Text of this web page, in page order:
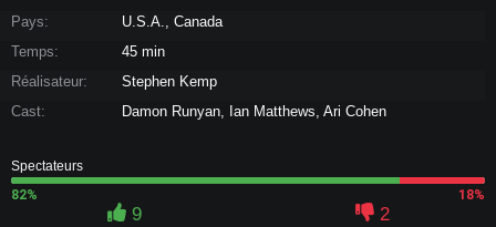
Pays:
U.S.A., Canada
Temps:
45 min
Réalisateur:
Stephen Kemp
Cast:
Damon Runyan, Ian Matthews, Ari Cohen
Spectateurs
82%
18%
9 2